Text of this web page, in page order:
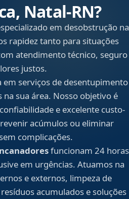
Natal‑RN?
em desobstrução na
rapidez tanto para situações
atendimento técnico, seguro
justos.
serviços de desentupimento
sua área. Nosso objetivo é
e excelente custo-
acúmulos ou eliminar
complicações.
funcionam 24 horas
em urgências. Atuamos na
e externos, limpeza de
acumulados e soluções